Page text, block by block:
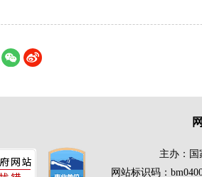
主办：
网站标识码：